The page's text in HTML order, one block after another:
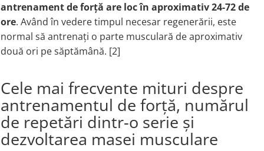
antrenament de forță are loc în aproximativ 24-72 de
ore. Având în vedere timpul necesar regenerării, este
normal să antrenați o parte musculară de aproximativ
două ori pe săptămână. [2]
Cele mai frecvente mituri despre
antrenamentul de forță, numărul
de repetări dintr-o serie și
dezvoltarea masei musculare